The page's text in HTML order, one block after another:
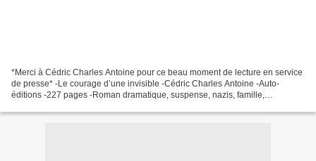
*Merci à Cédric Charles Antoine pour ce beau moment de lecture en service
de presse* -Le courage d’une invisible -Cédric Charles Antoine -Auto-
éditions -227 pages -Roman dramatique, suspense, nazis, famille,